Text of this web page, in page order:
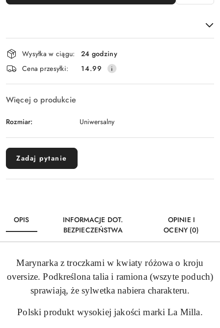
Dostępność
i
dostawa
Wysyłka w ciągu:
24 godziny
Cena przesyłki:
14.99
Więcej o produkcie
Rozmiar: Uniwersalny
Zadaj pytanie
OPIS
INFORMACJE DOT.
BEZPIECZEŃSTWA
OPINIE I
OCENY (0)
Marynarka z troczkami w kwiaty różowa o kroju
oversize. Podkreślona talia i ramiona (wszyte poduch)
sprawiają, że sylwetka nabiera charakteru.
Polski produkt wysokiej jakości marki La Milla.